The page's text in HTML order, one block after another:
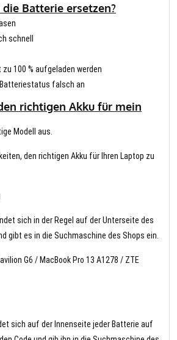
Batterie ersetzen?
schnell
100 % aufgeladen werden
falsch an
richtigen Akku für mein
Modell aus.
den richtigen Akku für Ihren Laptop zu
sich in der Regel auf der Unterseite des
gibt es in die Suchmaschine des Shops ein.
G6 / MacBook Pro 13 A1278 / ZTE
sich auf der Innenseite jeder Batterie auf